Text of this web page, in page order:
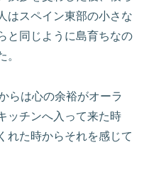
はスペイン東部の小さな
と同じように島育ちなの
。
らは心の余裕がオーラ
ッチンへ入って来た時
れた時からそれを感じて